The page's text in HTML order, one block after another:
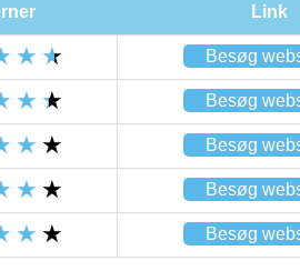
Link
Besøg
Besøg
Besøg
Besøg
Besøg